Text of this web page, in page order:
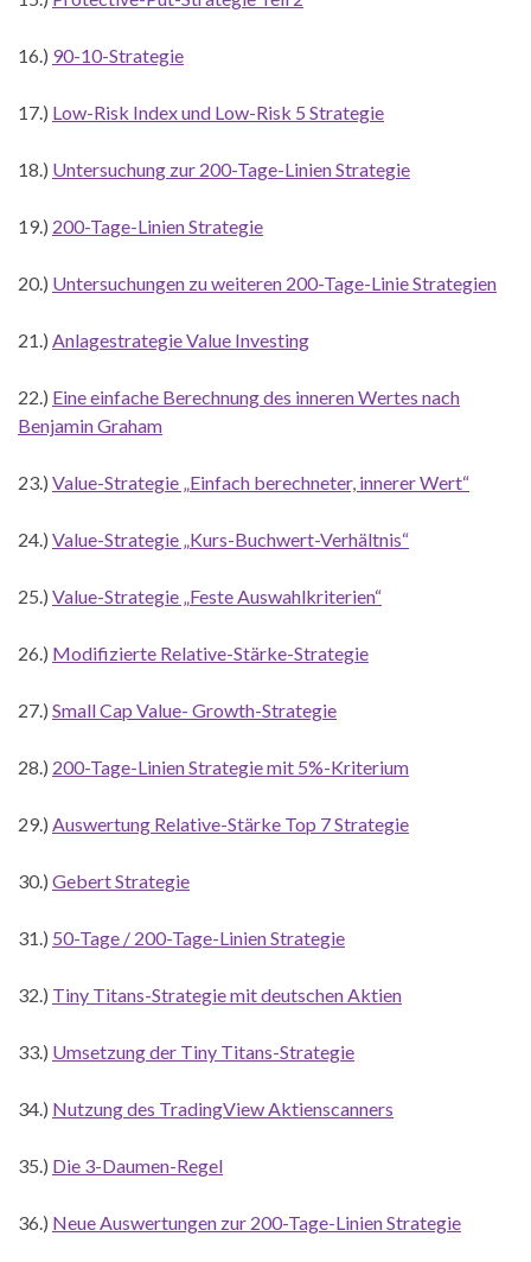
16.) 90-10-Strategie
17.) Low-Risk Index und Low-Risk 5 Strategie
18.) Untersuchung zur 200-Tage-Linien Strategie
19.) 200-Tage-Linien Strategie
20.) Untersuchungen zu weiteren 200-Tage-Linie Strategien
21.) Anlagestrategie Value Investing
22.) Eine einfache Berechnung des inneren Wertes nach
Benjamin Graham
23.) Value-Strategie „Einfach berechneter, innerer Wert“
24.) Value-Strategie „Kurs-Buchwert-Verhältnis“
25.) Value-Strategie „Feste Auswahlkriterien“
26.) Modifizierte Relative-Stärke-Strategie
27.) Small Cap Value- Growth-Strategie
28.) 200-Tage-Linien Strategie mit 5%-Kriterium
29.) Auswertung Relative-Stärke Top 7 Strategie
30.) Gebert Strategie
31.) 50-Tage / 200-Tage-Linien Strategie
32.) Tiny Titans-Strategie mit deutschen Aktien
33.) Umsetzung der Tiny Titans-Strategie
34.) Nutzung des TradingView Aktienscanners
35.) Die 3-Daumen-Regel
36.) Neue Auswertungen zur 200-Tage-Linien Strategie